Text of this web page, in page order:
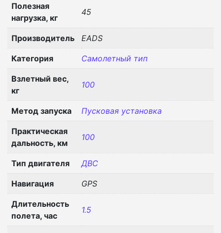
Полезная
нагрузка, кг
45
Производитель EADS
Категория Самолетный тип
Взлетный вес,
кг
100
Метод запуска Пусковая установка
Практическая
дальность, км
100
Тип двигателя ДВС
Навигация GPS
Длительность
полета, час
1.5